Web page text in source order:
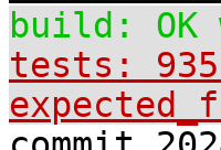
build:
tests: